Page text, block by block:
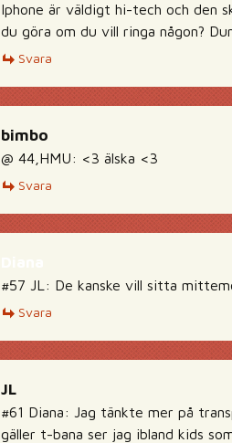
Iphone är väldigt hi-tech och den
du göra om du vill ringa någon?
Svara
bimbo
@ 44,HMU: <3 älska <3
Svara
#57 JL: De kanske vill sitta
Svara
JL
#61 Diana: Jag tänkte mer på
gäller t-bana ser jag ibland kids